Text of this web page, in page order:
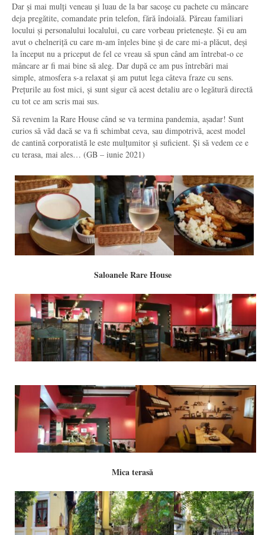
Dar și mai mulți veneau și luau de la bar sacoșe cu pachete cu mâncare
deja pregătite, comandate prin telefon, fără îndoială. Păreau familiari
locului și personalului localului, cu care vorbeau prietenește. Și eu am
avut o chelneriță cu care m-am înțeles bine și de care mi-a plăcut, deși
la început nu a priceput de fel ce vreau să spun când am întrebat-o ce
mâncare ar fi mai bine să aleg. Dar după ce am pus întrebări mai
simple, atmosfera s-a relaxat și am putut lega câteva fraze cu sens.
Prețurile au fost mici, și sunt sigur că acest detaliu are o legătură directă
cu tot ce am scris mai sus.
Să revenim la Rare House când se va termina pandemia, așadar! Sunt
curios să văd dacă se va fi schimbat ceva, sau dimpotrivă, acest model
de cantină corporatistă le este mulțumitor și suficient. Și să vedem ce e
cu terasa, mai ales… (GB – iunie 2021)
Saloanele Rare House
Mica terasă